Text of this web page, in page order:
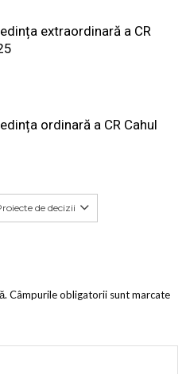
extraordinară a CR
ordinară a CR Cahul
de decizii
Câmpurile obligatorii sunt marcate